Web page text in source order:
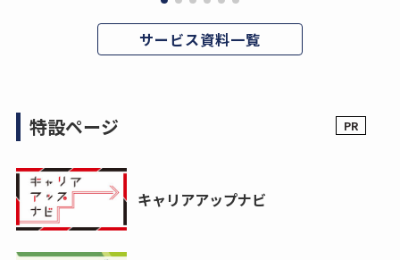
サービス資料一覧
特設ページ
キャリアアップナビ